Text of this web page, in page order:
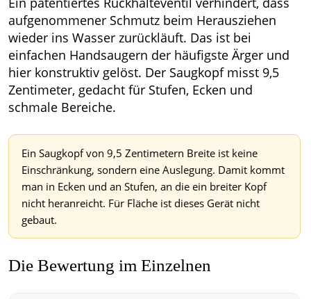
aufgenommener Schmutz beim Herausziehen
wieder ins Wasser zurückläuft. Das ist bei
einfachen Handsaugern der häufigste Ärger und
hier konstruktiv gelöst. Der Saugkopf misst 9,5
Zentimeter, gedacht für Stufen, Ecken und
schmale Bereiche.
Ein Saugkopf von 9,5 Zentimetern Breite ist keine
Einschränkung, sondern eine Auslegung. Damit kommt
man in Ecken und an Stufen, an die ein breiter Kopf
nicht heranreicht. Für Fläche ist dieses Gerät nicht
gebaut.
Die Bewertung im Einzelnen